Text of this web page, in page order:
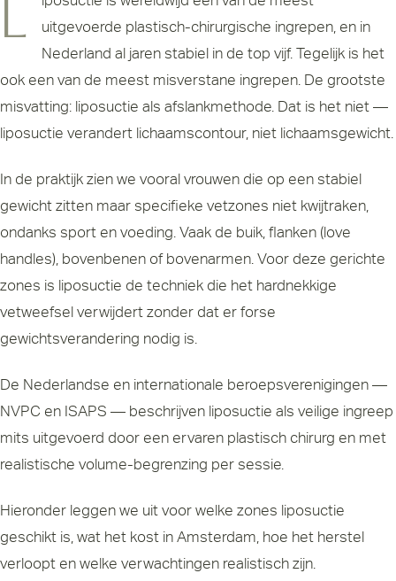
Liposuctie is wereldwijd een van de meest
uitgevoerde plastisch-chirurgische ingrepen, en in
Nederland al jaren stabiel in de top vijf. Tegelijk is het
ook een van de meest misverstane ingrepen. De grootste
misvatting: liposuctie als afslankmethode. Dat is het niet —
liposuctie verandert lichaamscontour, niet lichaamsgewicht.
In de praktijk zien we vooral vrouwen die op een stabiel
gewicht zitten maar specifieke vetzones niet kwijtraken,
ondanks sport en voeding. Vaak de buik, flanken (love
handles), bovenbenen of bovenarmen. Voor deze gerichte
zones is liposuctie de techniek die het hardnekkige
vetweefsel verwijdert zonder dat er forse
gewichtsverandering nodig is.
De Nederlandse en internationale beroepsverenigingen —
NVPC en ISAPS — beschrijven liposuctie als veilige ingreep
mits uitgevoerd door een ervaren plastisch chirurg en met
realistische volume-begrenzing per sessie.
Hieronder leggen we uit voor welke zones liposuctie
geschikt is, wat het kost in Amsterdam, hoe het herstel
verloopt en welke verwachtingen realistisch zijn.